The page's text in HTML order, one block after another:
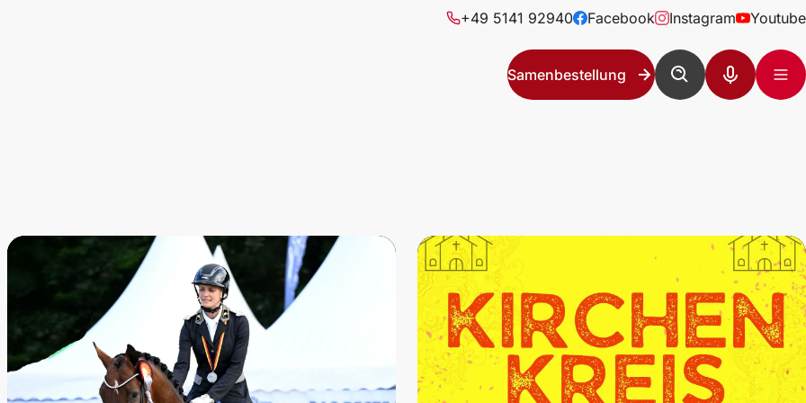
+49 5141 92940 Facebook Instagram Youtube
Samenbestellung